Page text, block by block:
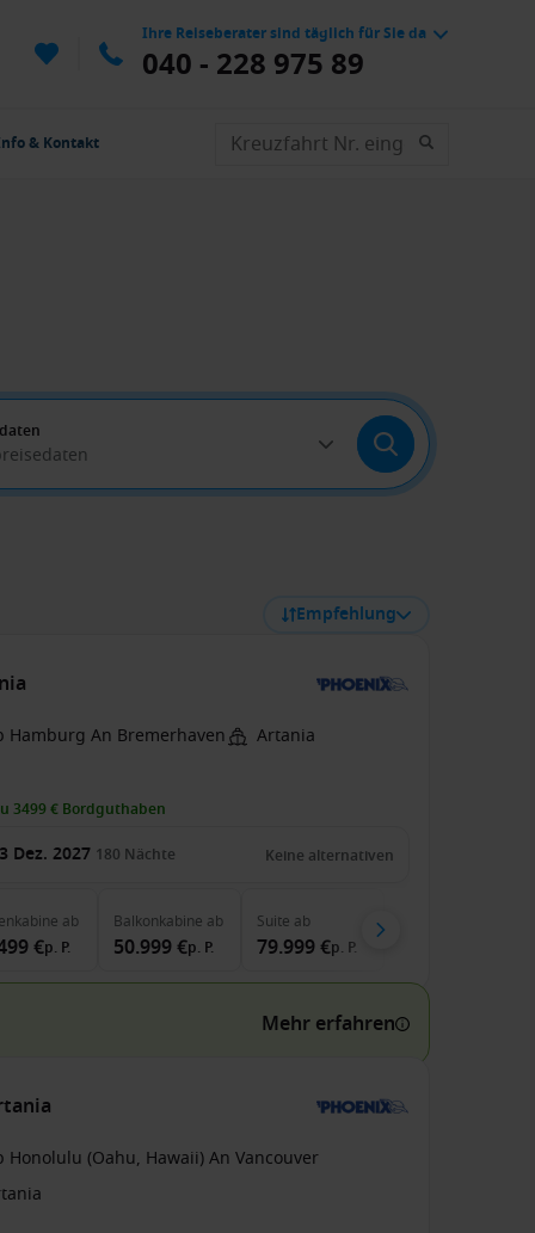
Ihre Reiseberater sind täglich für Sie da
040 - 228 975 89
& Kontakt
Empfehlung
Hamburg An Bremerhaven Artania
3499 € Bordguthaben
Dez. 2027 180 Nächte Keine alternativen
ab
€p. P.
Balkonkabine ab
50.999 €p. P.
Suite ab
79.999 €p. P.
Mehr erfahren
Honolulu (Oahu, Hawaii) An Vancouver